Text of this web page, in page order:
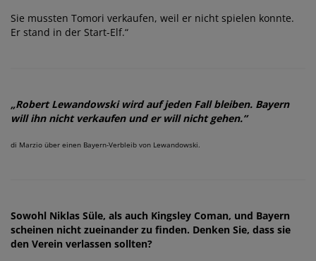
Sie mussten Tomori verkaufen, weil er nicht spielen konnte.
Er stand in der Start-Elf.“
„Robert Lewandowski wird auf jeden Fall bleiben. Bayern
will ihn nicht verkaufen und er will nicht gehen.“
di Marzio über einen Bayern-Verbleib von Lewandowski.
Sowohl Niklas Süle, als auch Kingsley Coman, und Bayern
scheinen nicht zueinander zu finden. Denken Sie, dass sie
den Verein verlassen sollten?